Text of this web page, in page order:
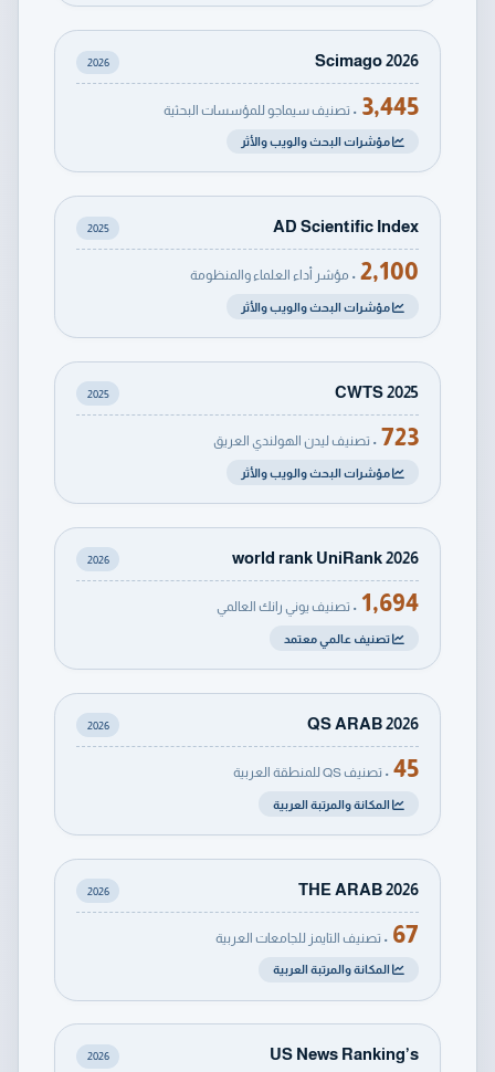
Scimago 2026
2026
3,445 • تصنيف سيماجو للمؤسسات البحثية
مؤشرات البحث والويب والأثر
AD Scientific Index
2025
2,100 • مؤشر أداء العلماء والمنظومة
مؤشرات البحث والويب والأثر
CWTS 2025
2025
723 • تصنيف ليدن الهولندي العريق
مؤشرات البحث والويب والأثر
world rank UniRank 2026
2026
1,694 • تصنيف يوني رانك العالمي
تصنيف عالمي معتمد
QS ARAB 2026
2026
45 • تصنيف QS للمنطقة العربية
المكانة والمرتبة العربية
THE ARAB 2026
2026
67 • تصنيف التايمز للجامعات العربية
المكانة والمرتبة العربية
US News Ranking’s
2026